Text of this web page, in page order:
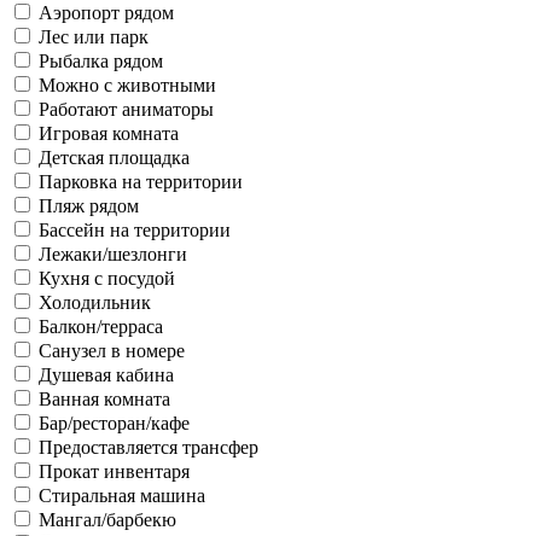
Аэропорт рядом
Лес или парк
Рыбалка рядом
Можно с животными
Работают аниматоры
Игровая комната
Детская площадка
Парковка на территории
Пляж рядом
Бассейн на территории
Лежаки/шезлонги
Кухня с посудой
Холодильник
Балкон/терраса
Санузел в номере
Душевая кабина
Ванная комната
Бар/ресторан/кафе
Предоставляется трансфер
Прокат инвентаря
Стиральная машина
Мангал/барбекю